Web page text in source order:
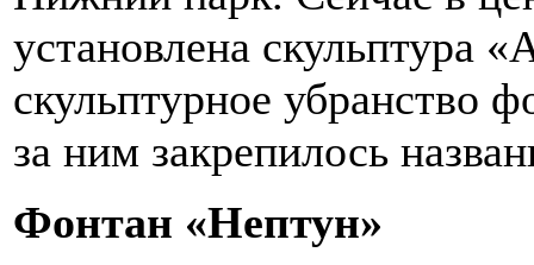
установлена скульптура
скульптурное убранство
за ним закрепилось
Фонтан «Нептун»